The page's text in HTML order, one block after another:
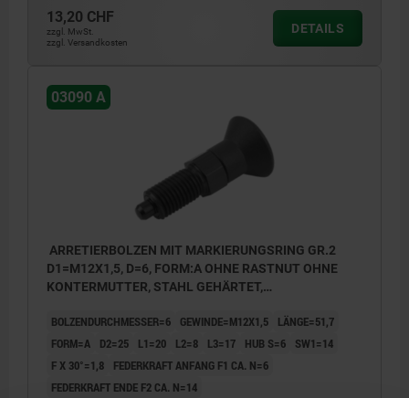
13,20 CHF
zzgl. MwSt.
zzgl. Versandkosten
DETAILS
03090 A
ARRETIERBOLZEN MIT MARKIERUNGSRING GR.2
D1=M12X1,5, D=6, FORM:A OHNE RASTNUT OHNE
KONTERMUTTER, STAHL GEHÄRTET,
BOLZENDURCHMESSER=6 GEWINDE=M12X1,5
LÄNGE=51,7
FORM=A
D2=25 L1=20 L2=8 L3=17 HUB S=6
SW1=14
F X 30°=1,8
FEDERKRAFT ANFANG F1 CA. N=6
FEDERKRAFT ENDE F2 CA. N=14